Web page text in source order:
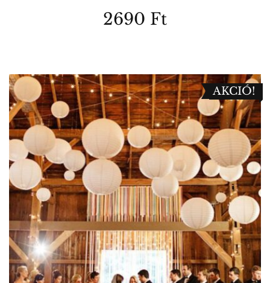
2690 Ft
AKCIÓ!